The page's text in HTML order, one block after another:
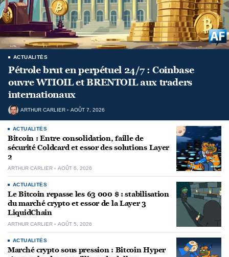
ACTUALITÉS
Pétrole brut en perpétuel 24/7 : Coinbase
ouvre WTIOIL et BRENTOIL aux traders
internationaux
ARTHUR CARLIER AOÛT 7, 2026
ACTUALITÉS
Bitcoin : Entre consolidation, faille de
sécurité Coldcard et essor des solutions Layer
2
ARTHUR CARLIER AOÛT 6, 2026
ACTUALITÉS
Le Bitcoin repasse les 63 000 $ : stabilisation
du marché crypto et essor de la Layer 3
LiquidChain
ARTHUR CARLIER AOÛT 5, 2026
ACTUALITÉS
Marché crypto sous pression : Bitcoin Hyper